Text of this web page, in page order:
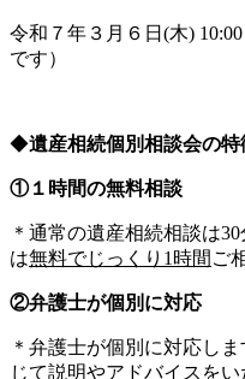
令和７年３月６日(木)
です）
◆遺産相続個別相談会の特
①１時間の無料相談
＊通常の遺産相続相談は
は無料でじっくり1時間 ご
②弁護士が個別に対応
＊弁護士が個別に対応し
じて説明やアドバイス をい